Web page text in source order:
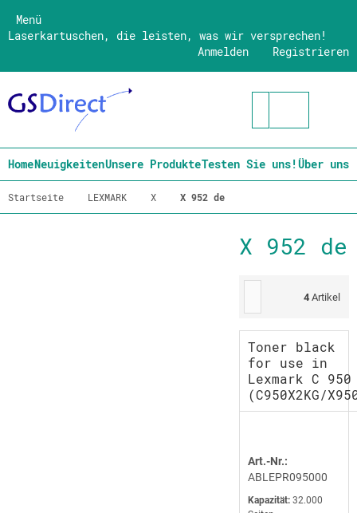
Menü
Laserkartuschen, die leisten, was wir versprechen!
Registrieren
Anmelden
HomeNeuigkeitenUnsere ProdukteTesten Sie uns!Über uns
Startseite LEXMARK X X 952 de
X 952 de
4 Artikel
Toner black
for use in
Lexmark C 950
(C950X2KG/
Art.-Nr.:
ABLEPR095000
Kapazität: 32.000